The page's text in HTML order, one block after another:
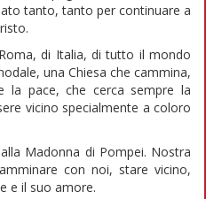
tanto, tanto per continuare a
di Italia, di tutto il mondo
una Chiesa che cammina,
la pace, che cerca sempre la
vicino specialmente a coloro
Madonna di Pompei. Nostra
con noi, stare vicino,
e il suo amore.